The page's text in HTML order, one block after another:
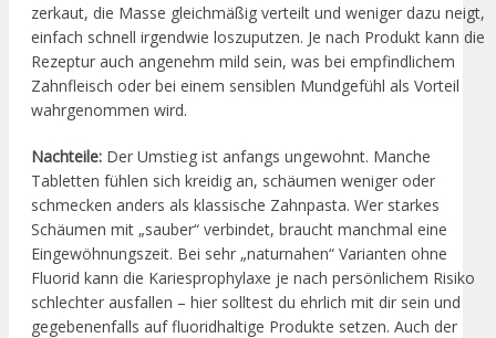
zerkaut, die Masse gleichmäßig verteilt und weniger dazu neigt,
einfach schnell irgendwie loszuputzen. Je nach Produkt kann die
Rezeptur auch angenehm mild sein, was bei empfindlichem
Zahnfleisch oder bei einem sensiblen Mundgefühl als Vorteil
wahrgenommen wird.
Nachteile: Der Umstieg ist anfangs ungewohnt. Manche
Tabletten fühlen sich kreidig an, schäumen weniger oder
schmecken anders als klassische Zahnpasta. Wer starkes
Schäumen mit „sauber“ verbindet, braucht manchmal eine
Eingewöhnungszeit. Bei sehr „naturnahen“ Varianten ohne
Fluorid kann die Kariesprophylaxe je nach persönlichem Risiko
schlechter ausfallen – hier solltest du ehrlich mit dir sein und
gegebenenfalls auf fluoridhaltige Produkte setzen. Auch der